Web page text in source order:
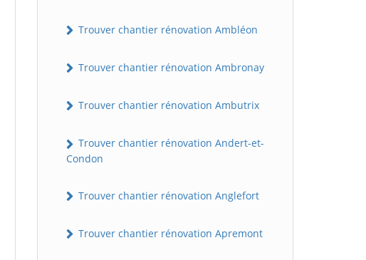
Trouver chantier rénovation Ambléon
Trouver chantier rénovation Ambronay
Trouver chantier rénovation Ambutrix
Trouver chantier rénovation Andert-et-
Condon
Trouver chantier rénovation Anglefort
Trouver chantier rénovation Apremont